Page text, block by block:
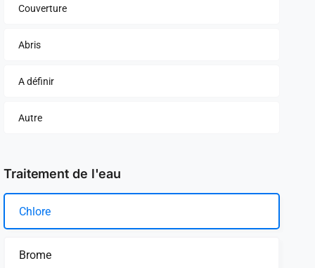
Couverture
Abris
A définir
Autre
Traitement de l'eau
Chlore
Brome